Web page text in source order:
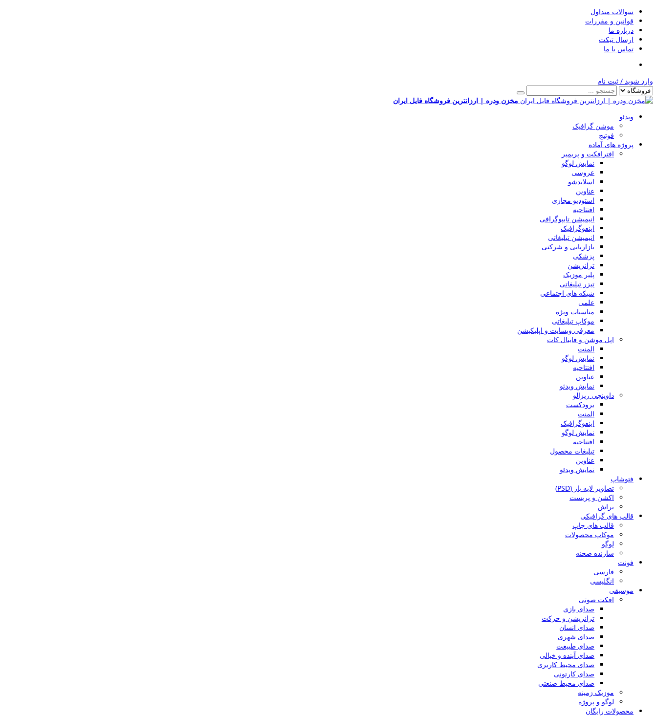
سوالات متداول
قوانین و مقررات
درباره ما
ارسال تیکت
تماس با ما
وارد شوید / ثبت نام
مخزن ودره | ارزانترین فروشگاه فایل ایران
ویدئو
موشن گرافیک
فوتیج
پروژه های آماده
افترافکت و پریمیر
نمایش لوگو
عروسی
اسلایدشو
عناوین
استودیو مجازی
افتتاحیه
انیمیشن تایپوگرافی
اینفوگرافیک
انیمیشن تبلیغاتی
بازاریابی و شرکتی
پزشکی
ترانزیشن
پلیر موزیک
تیزر تبلیغاتی
شبکه های اجتماعی
علمی
مناسبات ویژه
موکاپ تبلیغاتی
معرفی وبسایت و اپلیکیشن
اپل موشن و فاینال کات
المنت
نمایش لوگو
افتتاحیه
عناوین
نمایش ویدئو
داوینچی ریزالو
برودکست
المنت
اینفوگرافیک
نمایش لوگو
افتتاحیه
تبلیغات محصول
عناوین
نمایش ویدئو
فتوشاپ
تصاویر لایه باز (PSD)
اکشن و پریست
براش
قالب های گرافیکی
قالب های چاپ
موکاپ محصولات
لوگو
سازنده صحنه
فونت
فارسی
انگلیسی
موسیقی
افکت صوتی
صدای بازی
ترانزیشن و حرکت
صدای انسان
صدای شهری
صدای طبیعت
صدای آینده و خیالی
صدای محیط کاربری
صدای کارتونی
صدای محیط صنعتی
موزیک زمینه
لوگو و پروژه
محصولات رایگان